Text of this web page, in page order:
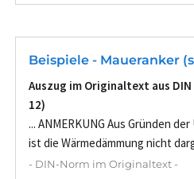
Beispiele - Maueranker
Auszug im Originaltext aus DIN
12)
... ANMERKUNG Aus Gründen
ist die Wärmedämmung nicht
- DIN-Norm im Originaltext -